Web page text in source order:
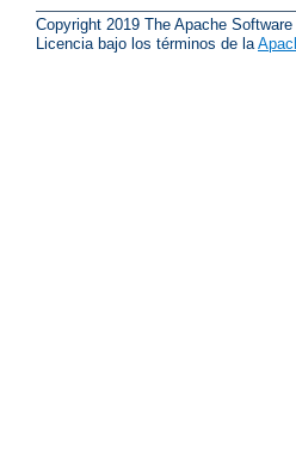
Copyright 2019 The Apache
Licencia bajo los términos de la